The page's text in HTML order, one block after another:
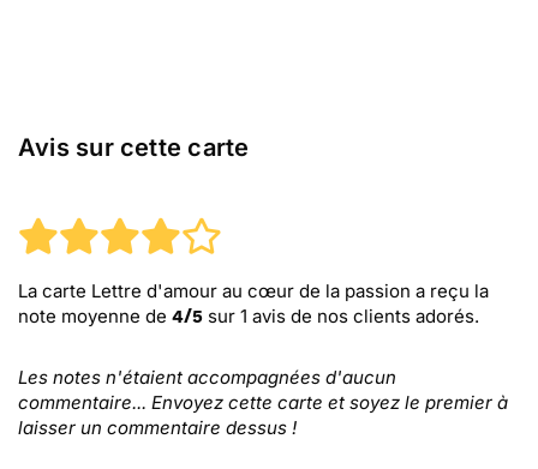
Avis sur cette carte
La carte Lettre d'amour au cœur de la passion a reçu la
note moyenne de 4/5 sur 1 avis de nos clients adorés.
Les notes n'étaient accompagnées d'aucun
commentaire... Envoyez cette carte et soyez le premier à
laisser un commentaire dessus !